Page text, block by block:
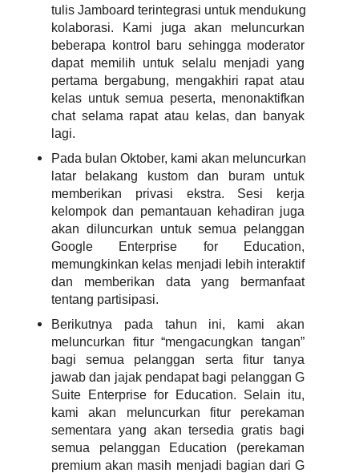
tulis Jamboard terintegrasi untuk mendukung
kolaborasi. Kami juga akan meluncurkan
beberapa kontrol baru sehingga moderator
dapat memilih untuk selalu menjadi yang
pertama bergabung, mengakhiri rapat atau
kelas untuk semua peserta, menonaktifkan
chat selama rapat atau kelas, dan banyak
lagi.
Pada bulan Oktober, kami akan meluncurkan
latar belakang kustom dan buram untuk
memberikan privasi ekstra. Sesi kerja
kelompok dan pemantauan kehadiran juga
akan diluncurkan untuk semua pelanggan
Google Enterprise for Education,
memungkinkan kelas menjadi lebih interaktif
dan memberikan data yang bermanfaat
tentang partisipasi.
Berikutnya pada tahun ini, kami akan
meluncurkan fitur “mengacungkan tangan”
bagi semua pelanggan serta fitur tanya
jawab dan jajak pendapat bagi pelanggan G
Suite Enterprise for Education. Selain itu,
kami akan meluncurkan fitur perekaman
sementara yang akan tersedia gratis bagi
semua pelanggan Education (perekaman
premium akan masih menjadi bagian dari G